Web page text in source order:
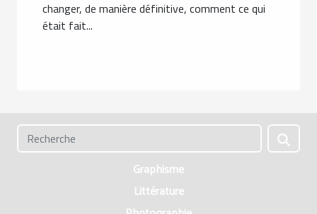
changer, de manière définitive, comment ce qui
était fait...
Graphisme
Littérature